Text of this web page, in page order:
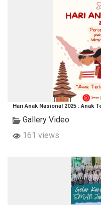
Hari Anak Nasional 2025 : Anak
Gallery Video
161 views